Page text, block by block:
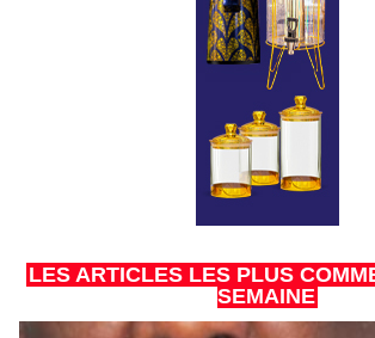
LES ARTICLES LES PLUS
SEMAINE